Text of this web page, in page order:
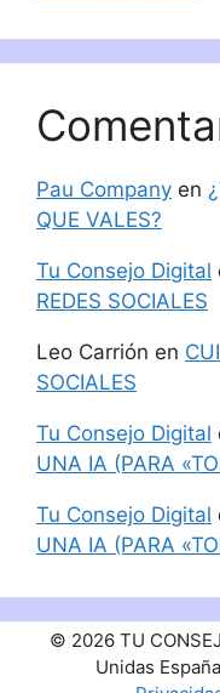
Pau Company en
QUE VALES?
Tu Consejo Digital
REDES SOCIALES
Leo Carrión en
SOCIALES
Tu Consejo Digital
UNA IA (PARA
Tu Consejo Digital
UNA IA (PARA
© 2026 TU
Unidas